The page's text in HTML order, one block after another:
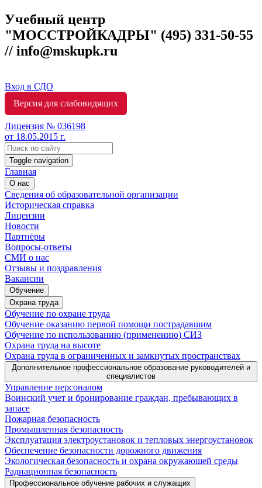
Учебный центр
"МОССТРОЙКАДРЫ" (495) 331-50-55
// info@mskupk.ru
Вход в СДО
Версия для слабовидящих
Лицензия № 036198
от 18.05.2015 г.
Toggle navigation
Главная
О нас
Сведения об образовательной организации
Историческая справка
Лицензии
Новости
Партнёры
Вопросы-ответы
СМИ о нас
Отзывы и поздравления
Вакансии
Обучение
Охрана труда
Обучение по охране труда
Обучение оказанию первой помощи пострадавшим
Обучение по использованию (применению) СИЗ
Охрана труда на высоте
Охрана труда в ограниченных и замкнутых пространствах
Дополнительное профессиональное образование руководителей и
специалистов
Управление персоналом
Воинский учет и бронирование граждан, пребывающих в
запасе
Пожарная безопасность
Промышленная безопасность
Эксплуатация электроустановок и тепловых энергоустановок
Обеспечение безопасности дорожного движения
Экологическая безопасность и охрана окружающей среды
Радиационная безопасность
Профессиональное обучение рабочих и служащих